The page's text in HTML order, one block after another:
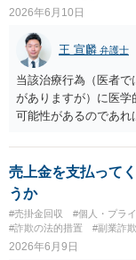
2026年6月10日
王 宣麟 弁護士
当該治療行為（医者
がありますが）に医学
可能性があるのであ
いては、加害者に資
了することもありま
拠や契約書類、説明
ます。
売上金を支払って
うか
#売掛金回収 #個人・プラ
#詐欺の法的措置
#副業詐欺
2026年6月9日